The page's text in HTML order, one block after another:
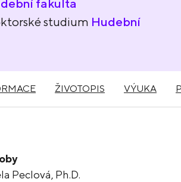
fakulta
studium Hudební
ŽIVOTOPIS VÝUKA
Peclová, Ph.D.